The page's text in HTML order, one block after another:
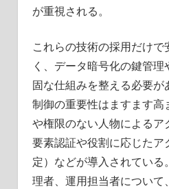
が重視される。
これらの技術の採用だけ
く、データ暗号化の鍵管
固な仕組みを整える必要が
制御の重要性はますます高
や権限のない人物によるア
要素認証や役割に応じたア
定）などが導入されてい
理者、運用担当者につい